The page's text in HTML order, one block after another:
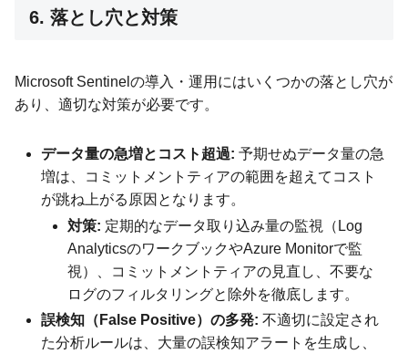
6. 落とし穴と対策
Microsoft Sentinelの導入・運用にはいくつかの落とし穴が
あり、適切な対策が必要です。
データ量の急増とコスト超過: 予期せぬデータ量の急
増は、コミットメントティアの範囲を超えてコスト
が跳ね上がる原因となります。
対策: 定期的なデータ取り込み量の監視（Log
AnalyticsのワークブックやAzure Monitorで監
視）、コミットメントティアの見直し、不要な
ログのフィルタリングと除外を徹底します。
誤検知（False Positive）の多発: 不適切に設定され
た分析ルールは、大量の誤検知アラートを生成し、